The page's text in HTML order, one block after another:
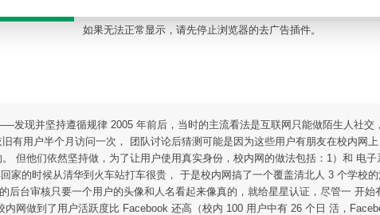
如果无法正常显示，请先停止浏览器的去广告插件。
发现并坚持遵循规律 2005 年前后，当时的主流看法是互联网只能做陌生人社
有用户半个月访问一次， 团队讨论后猜测可能是因为这些用户有朋友在校内网
但他们依然坚持做，为了让用户使用真实身份，校内网的做法包括：1）和 电
家的时候从清华到火车站打车很贵， 于是校内网搞了一个覆盖清北人 3 个学校
后台审核只要一个用户的头像和人名看起来像真的，就给星星认证，尽管一 开
网做到了用户活跃度比 Facebook 还高（校内 100 用户中有 26 个日 活，